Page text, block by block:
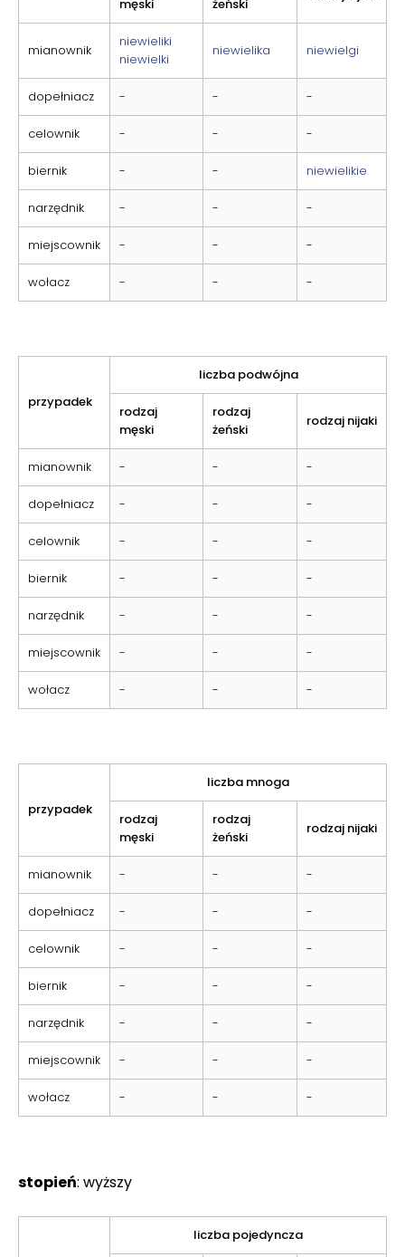
męski
żeński
mianownik
niewieliki
niewielki
niewielika niewielgi
dopełniacz - - -
celownik - - -
biernik - - niewielikie
narzędnik - - -
miejscownik - - -
wołacz - - -
przypadek
liczba podwójna
rodzaj
męski
rodzaj
żeński
rodzaj nijaki
mianownik - - -
dopełniacz - - -
celownik - - -
biernik - - -
narzędnik - - -
miejscownik - - -
wołacz - - -
przypadek
liczba mnoga
rodzaj
męski
rodzaj
żeński
rodzaj nijaki
mianownik - - -
dopełniacz - - -
celownik - - -
biernik - - -
narzędnik - - -
miejscownik - - -
wołacz - - -
stopień: wyższy
liczba pojedyncza